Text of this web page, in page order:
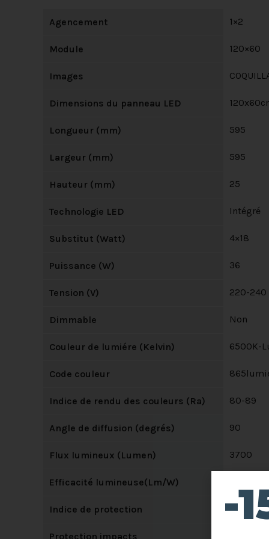
Agencement 1×2
Module 120×60
Images
Dimensions du panneau LED
Longueur (mm) 595
Largeur (mm) 595
Hauteur (mm) 25
Technologie LED Intégré
Substitut (Watt) 4×18
Puissance (W) 36
Tension (V) 220-240
Dimmable Non
Couleur de lumiére (Kelvin) 6500K-
Code couleur
Indice de rendu des couleurs (Ra) 80-89
Angle de diffusion (degrés) 90
Flux lumineux (Lumen) 3700
Efficacité lumineuse(Lm/W)
Indice de protection IP20
Protection impacts
-